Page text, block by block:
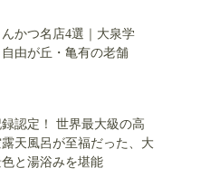
かつ名店4選｜大泉学
由が丘・亀有の老舗
認定！ 世界最大級の高
天風呂が至福だった、大
と湯浴みを堪能